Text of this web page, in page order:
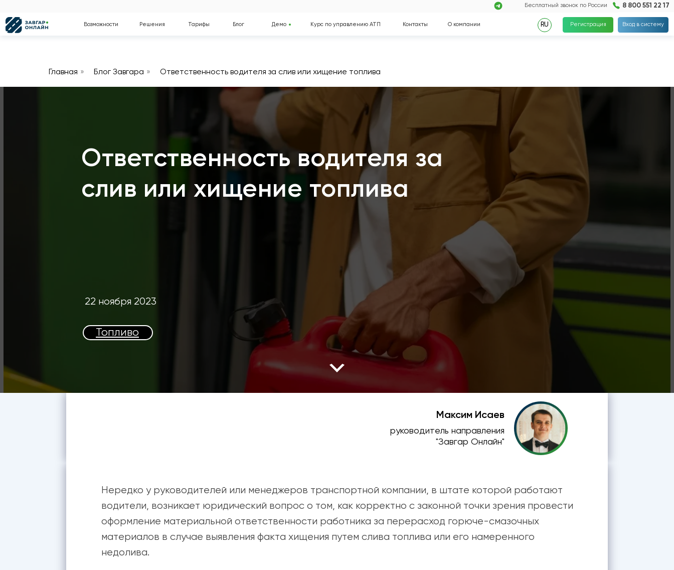
Регистрация Вход в систему
Возможности Решения Курс по управлению АТП Контакты О компании
8 800 551 22 17
Бесплатный звонок по России
Главная » Блог Завгара » Ответственность водителя за слив или хищение топлива
Ответственность водителя за
слив или хищение топлива
22 ноября 2023
Топливо
Автоматизация
Максим Исаев
руководитель направления
"Завгар Онлайн"
Нередко у руководителей или менеджеров транспортной компании, в штате которой работают
водители, возникает юридический вопрос о том, как корректно с законной точки зрения провести
оформление материальной ответственности работника за перерасход горюче-смазочных
материалов в случае выявления факта хищения путем слива топлива или его намеренного
недолива.